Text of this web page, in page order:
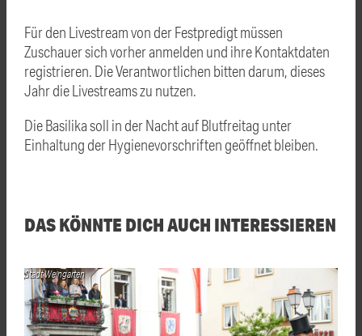
Für den Livestream von der Festpredigt müssen
Zuschauer sich vorher anmelden und ihre Kontaktdaten
registrieren. Die Verantwortlichen bitten darum, dieses
Jahr die Livestreams zu nutzen.
Die Basilika soll in der Nacht auf Blutfreitag unter
Einhaltung der Hygienevorschriften geöffnet bleiben.
DAS KÖNNTE DICH AUCH INTERESSIEREN
Stadt Weingarten